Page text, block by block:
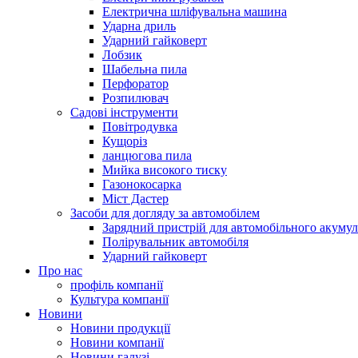
Електрична шліфувальна машина
Ударна дриль
Ударний гайковерт
Лобзик
Шабельна пила
Перфоратор
Розпилювач
Садові інструменти
Повітродувка
Кущоріз
ланцюгова пила
Мийка високого тиску
Газонокосарка
Міст Дастер
Засоби для догляду за автомобілем
Зарядний пристрій для автомобільного
Полірувальник автомобіля
Ударний гайковерт
Про нас
профіль компанії
Культура компанії
Новини
Новини продукції
Новини компанії